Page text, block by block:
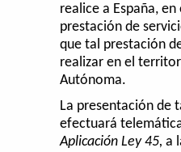
realice a España,
prestación de
que tal prestación
realizar en el
Autónoma.
La presentación de
efectuará
Aplicación Ley 45,a